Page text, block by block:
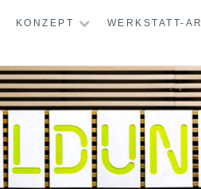
KONZEPT WERKSTATT-